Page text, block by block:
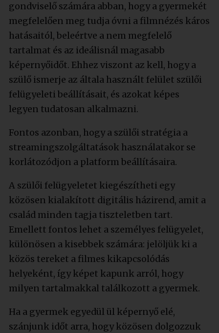
gondviselő számára abban, hogy a gyermekét
megfelelően meg tudja óvni a filmnézés káros
hatásaitól, beleértve a nem megfelelő
tartalmat és az ideálisnál magasabb
képernyőidőt. Ehhez viszont az kell, hogy a
szülő ismerje az általa használt felület szülői
felügyeleti beállításait, és azokat képes
legyen tudatosan alkalmazni.
Fontos azonban, hogy a szülői stratégia a
streamingszolgáltatások használatakor se
korlátozódjon a platform beállításaira.
A szülői felügyeletet kiegészítheti egy
közösen kialakított digitális házirend, amit a
család minden tagja tiszteletben tart.
Emellett fontos lehet a személyes felügyelet,
különösen a kisebbek számára: jelöljük ki a
közös tereket a filmes kikapcsolódás
helyeként, így képet kapunk arról, hogy
milyen tartalmakkal találkozott a gyermek.
Ha a gyermek egyedül ül képernyő elé,
szánjunk időt arra, hogy közösen dolgozzuk